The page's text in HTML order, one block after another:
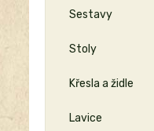
Sestavy
Stoly
Křesla a židle
Lavice